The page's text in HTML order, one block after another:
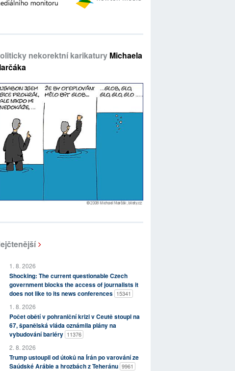
➥
nekorektní karikatury Michaela
1. 8. 2026
Shocking: The current questionable Czech
government blocks the access of journalists it
does not like to its news conferences 15341
1. 8. 2026
Počet obětí v pohraniční krizi v Ceutě stoupl na
67, španělská vláda oznámila plány na
vybudování bariéry 11376
2. 8. 2026
Trump ustoupil od útoků na Írán po varování ze
Saúdské Arábie a hrozbách z Teheránu 9961